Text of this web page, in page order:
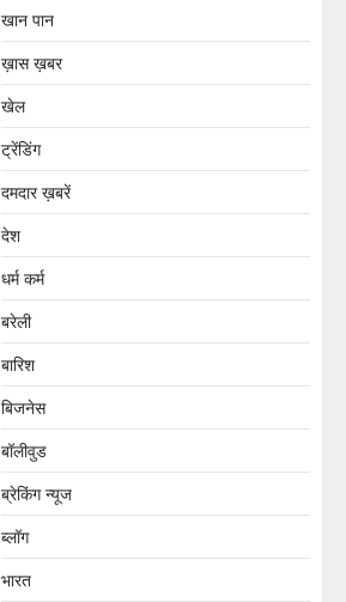
खान पान
ख़ास ख़बर
खेल
ट्रेंडिंग
दमदार ख़बरें
देश
धर्म कर्म
बरेली
बारिश
बिजनेस
बॉलीवुड
ब्रेकिंग न्यूज
ब्लॉग
भारत